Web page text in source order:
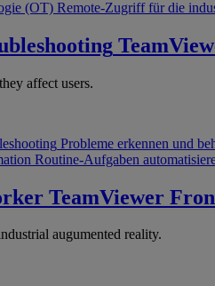
(OT) Remote-Zugriff für die
affect users.
Probleme erkennen und
Routine-Aufgaben
TeamViewer
augumented reality.